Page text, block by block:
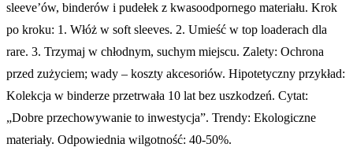
sleeve’ów, binderów i pudełek z kwasoodpornego materiału. Krok
po kroku: 1. Włóż w soft sleeves. 2. Umieść w top loaderach dla
rare. 3. Trzymaj w chłodnym, suchym miejscu. Zalety: Ochrona
przed zużyciem; wady – koszty akcesoriów. Hipotetyczny przykład:
Kolekcja w binderze przetrwała 10 lat bez uszkodzeń. Cytat:
„Dobre przechowywanie to inwestycja”. Trendy: Ekologiczne
materiały. Odpowiednia wilgotność: 40-50%.